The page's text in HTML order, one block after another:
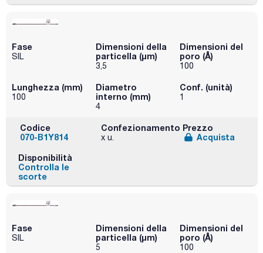
Fase
SIL
Dimensioni della
particella (μm)
3,5
Dimensioni del
poro (Å)
100
Lunghezza (mm)
100
Diametro
interno (mm)
4
Conf. (unità)
1
Codice
070-B1Y814
Confezionamento
x u.
Prezzo
Acquista
Disponibilità
Controlla le
scorte
Fase
SIL
Dimensioni della
particella (μm)
5
Dimensioni del
poro (Å)
100